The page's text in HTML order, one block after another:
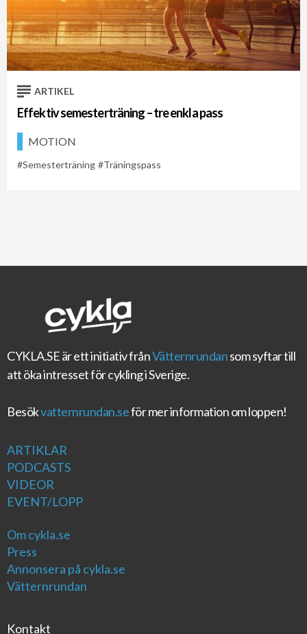
Vättern Bike Games
MTB-Lopp
Cykelveckan 2021
Cykelveckan 2026
Semesterträning
RENSA
ARTIKEL
Effektiv semesterträning – tre enkla pass
MOTION
Semesterträning Träningspass
CYKLA.SEär ett initiativ frånVätternrundansom syftar till
att öka intresset för cykling i Sverige.
Besökvatternrundan.seför mer information om loppen!
ARTIKLAR
PODCASTS
VIDEOR
EVENT/LOPP
Om cykla.se
Press
Annonsera på cykla.se
Vätternrundan
Kontakt